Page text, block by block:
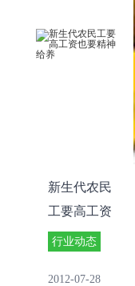
新生代农民
工要高工资
也要精神给
行业动态
2012-07-28